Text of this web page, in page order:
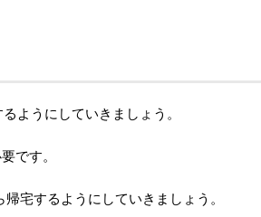
るようにしていきましょう。
です。
宅するようにしていきましょう。